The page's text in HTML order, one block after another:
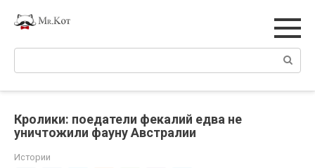
Поиск:
Кролики: поедатели фекалий едва не
уничтожили фауну Австралии
Истории